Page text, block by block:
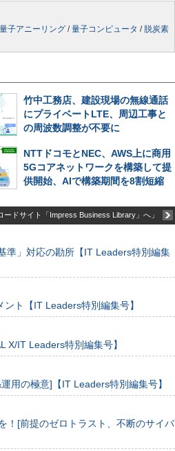
量子アニーリング /量子コンピュータ / 脱炭素
竹中工務店、建設現場の無線通話
にプライベートLTE、周辺工事と
の周波数調整が不要に
NTTドコモとNEC、AWS上に商用
5Gコアネットワークを構築して提
供開始、AIで構築期間を8割短縮
ードサイト「Impress Business Library」へ」
準」対応の勘所【IT Leaders特別編集
ト【IT Leaders特別編集号】
X/IT Leaders特別編集号】
用の極意]【IT Leaders特別編集号】
！[前提のゼロトラスト、不断のサイバ